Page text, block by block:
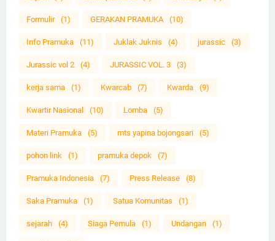
Formulir (1) GERAKAN PRAMUKA (10)
Info Pramuka (11) Juklak Juknis (4) jurassic (3)
Jurassic vol 2 (4) JURASSIC VOL. 3 (3)
kerja sama (1) Kwarcab (7) Kwarda (9)
Kwartir Nasional (10) Lomba (5)
Materi Pramuka (5) mts yapina bojongsari (5)
pohon link (1) pramuka depok (7)
Pramuka Indonesia (7) Press Release (8)
Saka Pramuka (1) Satua Komunitas (1)
sejarah (4) Siaga Pemula (1) Undangan (1)